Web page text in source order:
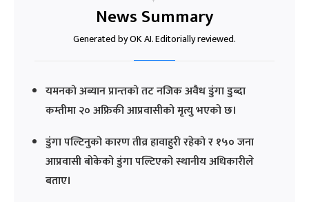
News Summary
Generated by OK AI. Editorially reviewed.
यमनको अब्यान प्रान्तको तट नजिक अवैध डुंगा डुब्दा
कम्तीमा २० अफ्रिकी आप्रवासीको मृत्यु भएको छ।
डुंगा पल्टिनुको कारण तीव्र हावाहुरी रहेको र १५० जना
आप्रवासी बोकेको डुंगा पल्टिएको स्थानीय अधिकारीले
बताए।